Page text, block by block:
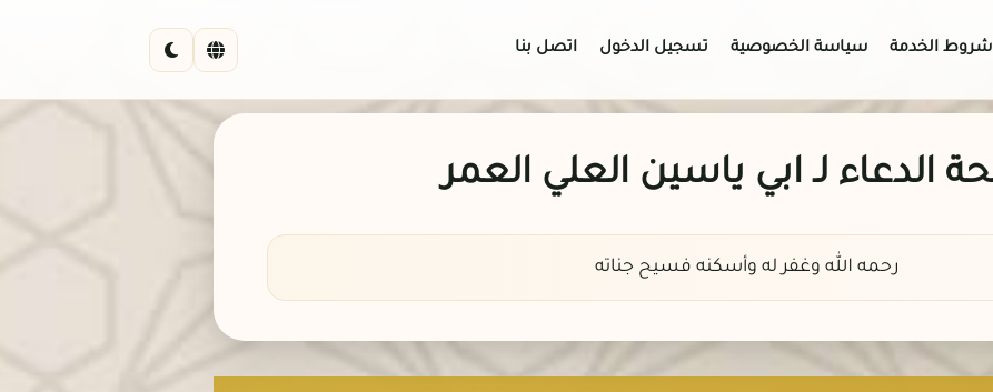
شروط الخدمة سياسة الخصوصية تسجيل الدخول اتصل بنا
الدعاء لـ ابي ياسين العلي العمر
رحمه الله وغفر له وأسكنه فسيح جناته